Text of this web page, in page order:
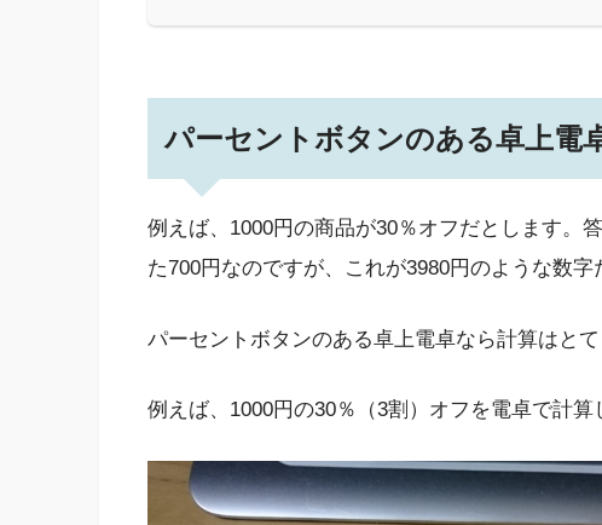
パーセントボタンのある卓上電
例えば、1000円の商品が30％オフだとします。
た700円なのですが、これが3980円のような数字
パーセントボタンのある卓上電卓なら計算はとて
例えば、1000円の30％（3割）オフを電卓で計算